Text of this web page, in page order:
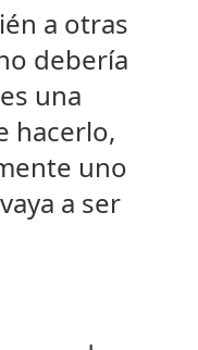
a otras
debería
una
hacerlo,
uno
a ser